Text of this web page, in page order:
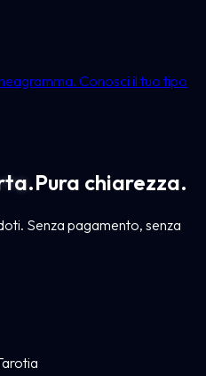
Conosci il tuo tipo
Pura chiarezza.
Senza pagamento, senza